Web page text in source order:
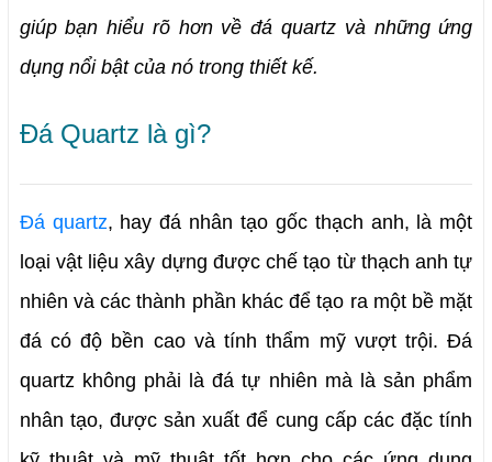
giúp bạn hiểu rõ hơn về đá quartz và những ứng
dụng nổi bật của nó trong thiết kế.
Đá Quartz là gì?
Đá quartz, hay đá nhân tạo gốc thạch anh, là một
loại vật liệu xây dựng được chế tạo từ thạch anh tự
nhiên và các thành phần khác để tạo ra một bề mặt
đá có độ bền cao và tính thẩm mỹ vượt trội. Đá
quartz không phải là đá tự nhiên mà là sản phẩm
nhân tạo, được sản xuất để cung cấp các đặc tính